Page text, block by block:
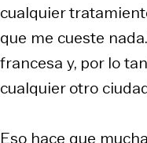
cualquier
que me cueste
francesa y, por lo
cualquier otro
Eso hace que